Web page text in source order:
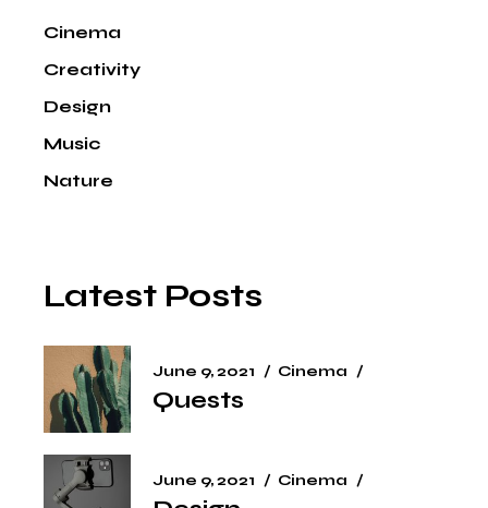
Cinema
Creativity
Design
Music
Nature
Latest Posts
June 9, 2021 Cinema
Quests
June 9, 2021 Cinema